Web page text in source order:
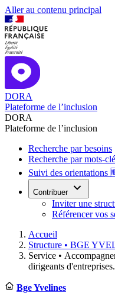
Aller au contenu principal
DORA
Plateforme de l’inclusion
DORA
Plateforme de l’inclusion
Recherche par besoins
Recherche par mots-
Suivi des orientations
Contribuer
Inviter une
Référencer vos
Accueil
Structure • BGE
Service •
dirigeants d'entreprises.
Bge Yvelines